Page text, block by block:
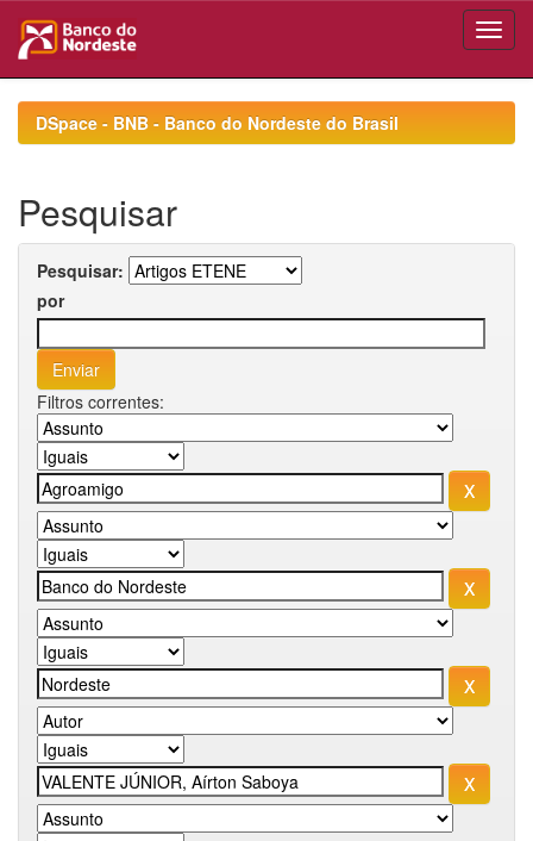
navigationDSpace - BNB - Banco do Nordeste do Brasil
Pesquisar
Pesquisar:
por
Filtros correntes: